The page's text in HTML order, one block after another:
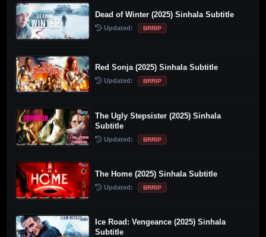
Dead of Winter (2025) Sinhala Subtitle
Updated: BRRIP
Red Sonja (2025) Sinhala Subtitle
Updated: BRRIP
The Ugly Stepsister (2025) Sinhala
Subtitle
Updated: BRRIP
The Home (2025) Sinhala Subtitle
Updated: BRRIP
Ice Road: Vengeance (2025) Sinhala
Subtitle